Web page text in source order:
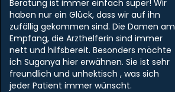
Beratung ist immer einfach super! Wir
haben nur ein Glück, dass wir auf ihn
zufällig gekommen sind. Die Damen am
Empfang, die Arzthelferin sind immer
nett und hilfsbereit. Besonders möchte
ich Suganya hier erwähnen. Sie ist sehr
freundlich und unhektisch , was sich
jeder Patient immer wünscht.